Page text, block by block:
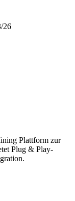
26
Plattform zur
Plug & Play-